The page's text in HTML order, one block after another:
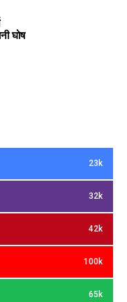
घोष
23k
32k
42k
100k
65k